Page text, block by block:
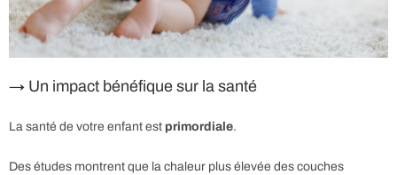
→ Un impact bénéfique sur la santé
La santé de votre enfant est primordiale.
Des études montrent que la chaleur plus élevée des couches